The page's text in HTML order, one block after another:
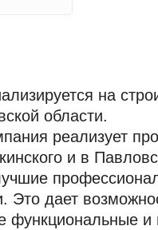
на
области.
реализует
и в
Это дает
функциональные